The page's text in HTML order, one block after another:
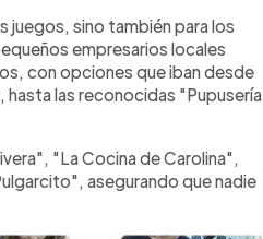
juegos, sino también para los
empresarios locales
con opciones que iban desde
las reconocidas "Pupusería
"La Cocina de Carolina",
asegurando que nadie